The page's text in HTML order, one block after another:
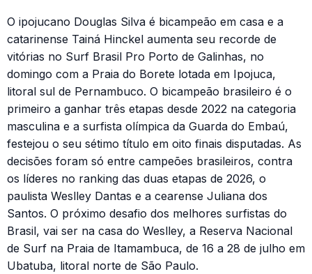
O ipojucano Douglas Silva é bicampeão em casa e a
catarinense Tainá Hinckel aumenta seu recorde de
vitórias no Surf Brasil Pro Porto de Galinhas, no
domingo com a Praia do Borete lotada em Ipojuca,
litoral sul de Pernambuco. O bicampeão brasileiro é o
primeiro a ganhar três etapas desde 2022 na categoria
masculina e a surfista olímpica da Guarda do Embaú,
festejou o seu sétimo título em oito finais disputadas. As
decisões foram só entre campeões brasileiros, contra
os líderes no ranking das duas etapas de 2026, o
paulista Weslley Dantas e a cearense Juliana dos
Santos. O próximo desafio dos melhores surfistas do
Brasil, vai ser na casa do Weslley, a Reserva Nacional
de Surf na Praia de Itamambuca, de 16 a 28 de julho em
Ubatuba, litoral norte de São Paulo.